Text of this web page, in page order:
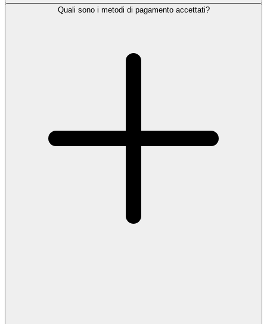
Quali sono i metodi di pagamento accettati?